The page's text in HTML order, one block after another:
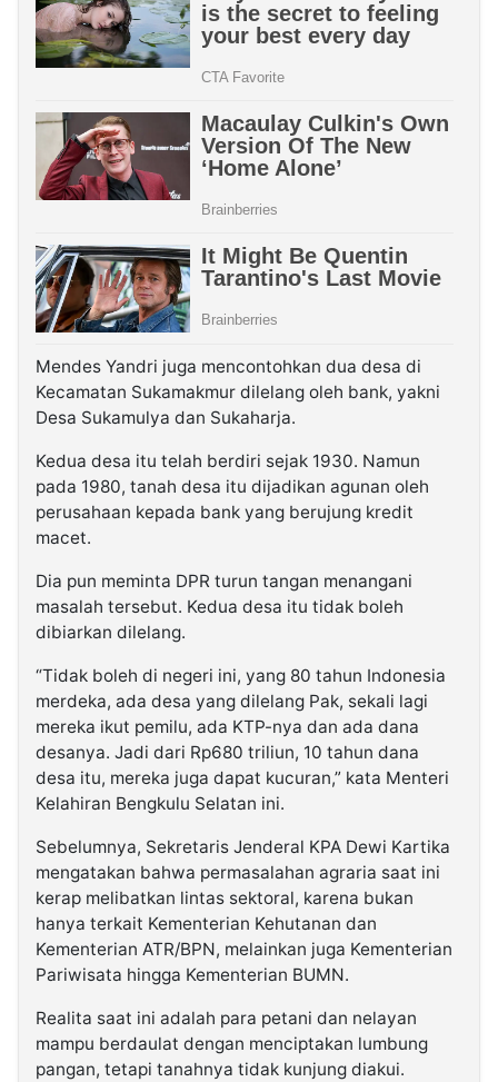
Mendes Yandri juga mencontohkan dua desa di
Kecamatan Sukamakmur dilelang oleh bank, yakni
Desa Sukamulya dan Sukaharja.
Kedua desa itu telah berdiri sejak 1930. Namun
pada 1980, tanah desa itu dijadikan agunan oleh
perusahaan kepada bank yang berujung kredit
macet.
Dia pun meminta DPR turun tangan menangani
masalah tersebut. Kedua desa itu tidak boleh
dibiarkan dilelang.
“Tidak boleh di negeri ini, yang 80 tahun Indonesia
merdeka, ada desa yang dilelang Pak, sekali lagi
mereka ikut pemilu, ada KTP-nya dan ada dana
desanya. Jadi dari Rp680 triliun, 10 tahun dana
desa itu, mereka juga dapat kucuran,” kata Menteri
Kelahiran Bengkulu Selatan ini.
Sebelumnya, Sekretaris Jenderal KPA Dewi Kartika
mengatakan bahwa permasalahan agraria saat ini
kerap melibatkan lintas sektoral, karena bukan
hanya terkait Kementerian Kehutanan dan
Kementerian ATR/BPN, melainkan juga Kementerian
Pariwisata hingga Kementerian BUMN.
Realita saat ini adalah para petani dan nelayan
mampu berdaulat dengan menciptakan lumbung
pangan, tetapi tanahnya tidak kunjung diakui.